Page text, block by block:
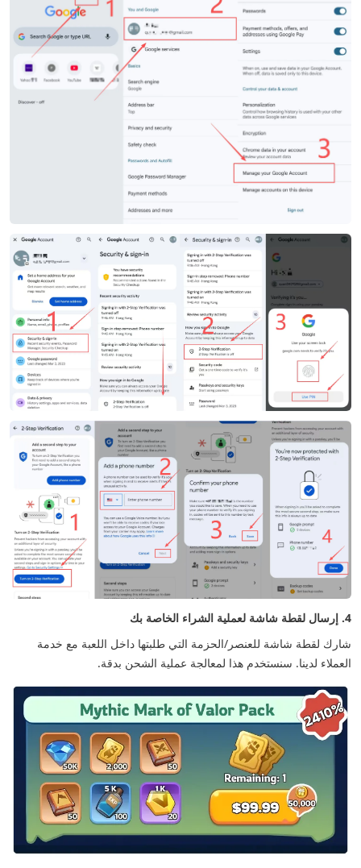
4. إرسال لقطة شاشة لعملية الشراء الخاصة بك
شارك لقطة شاشة للعنصر/الحزمة التي طلبتها داخل اللعبة مع خدمة
العملاء لدينا. سنستخدم هذا لمعالجة عملية الشحن بدقة.